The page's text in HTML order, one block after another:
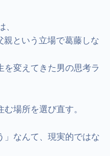
親という立場で葛藤しな
変えてきた男の思考ラ
場所を選び直す。
」なんて、現実的ではな